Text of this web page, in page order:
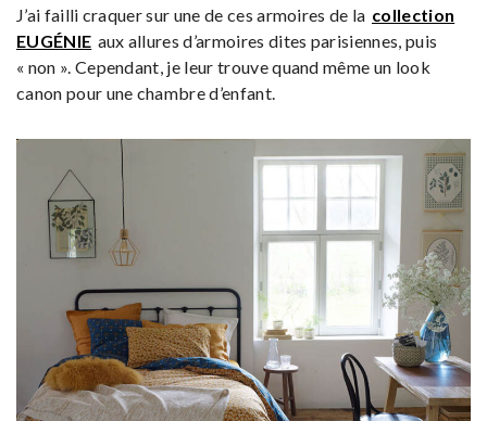
J’ai failli craquer sur une de ces armoires de la collection
EUGÉNIE aux allures d’armoires dites parisiennes, puis
« non ». Cependant, je leur trouve quand même un look
canon pour une chambre d’enfant.